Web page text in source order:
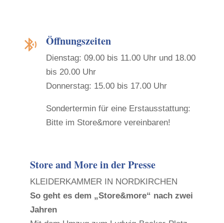
 Öffnungszeiten
Dienstag: 09.00 bis 11.00 Uhr und 18.00
bis 20.00 Uhr
Donnerstag: 15.00 bis 17.00 Uhr
Sondertermin für eine Erstausstattung:
Bitte im Store&more vereinbaren!
Store and More in der Presse
KLEIDERKAMMER IN NORDKIRCHEN
So geht es dem „Store&more“ nach zwei
Jahren